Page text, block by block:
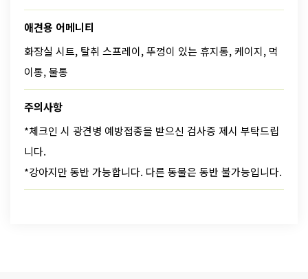
애견용 어메니티
화장실 시트, 탈취 스프레이, 뚜껑이 있는 휴지통, 케이지, 먹
이통, 물통
주의사항
*체크인 시 광견병 예방접종을 받으신 검사증 제시 부탁드립
니다.
*강아지만 동반 가능합니다. 다른 동물은 동반 불가능입니다.